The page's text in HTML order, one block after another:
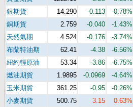
銀期貨
14.290 -0.113 -0.78%
銅期貨
2.759 -0.040 -1.43%
天然氣期
4.524 -0.176 -3.74%
布蘭特油期
62.41 -4.38 -6.56%
紐約輕原油
53.34 -3.86 -6.75%
燃油期貨
1.9895 -0.0969 -4.64%
玉米期貨
361.25 -0.95 -0.26%
小麥期貨
500.75 3.15 0.63%